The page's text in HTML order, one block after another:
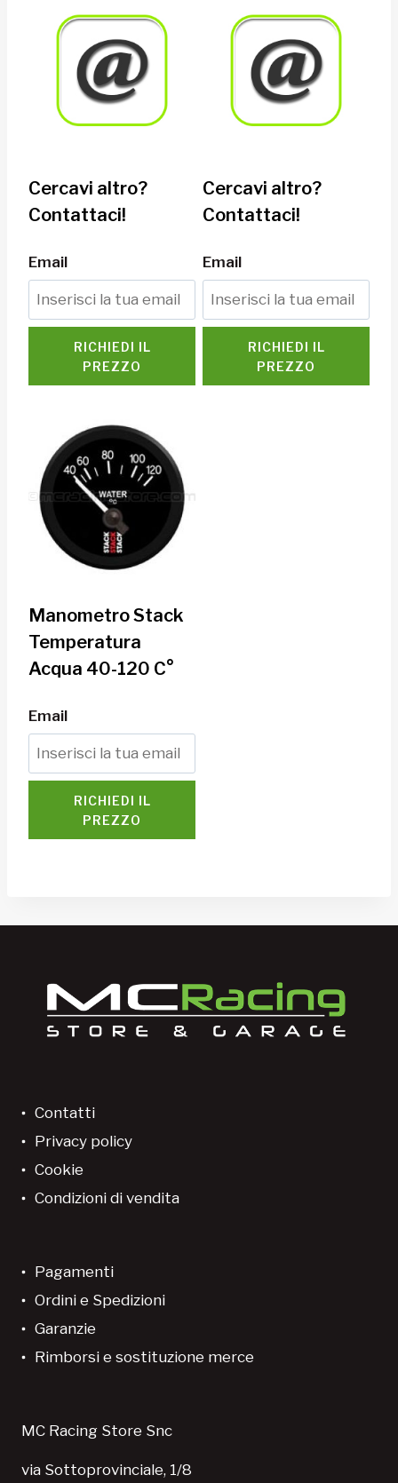
Cercavi altro?
Contattaci!
Email
RICHIEDI IL
PREZZO
Cercavi altro?
Contattaci!
Email
RICHIEDI IL
PREZZO
Manometro Stack
Temperatura
Acqua 40-120 C°
Email
RICHIEDI IL
PREZZO
Contatti
Privacy policy
Cookie
Condizioni di vendita
Pagamenti
Ordini e Spedizioni
Garanzie
Rimborsi e sostituzione merce
MC Racing Store Snc
via Sottoprovinciale, 1/8